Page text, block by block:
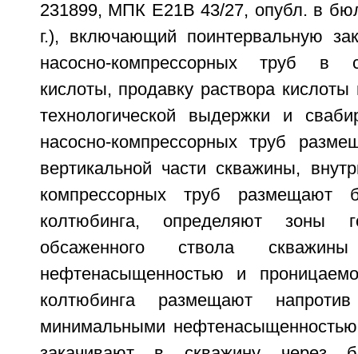
231899, МПК E21B 43/27, опубл. в
г.), включающий поинтервальную
насосно-компрессорных труб в
кислоты, продавку раствора
технологической выдержки и
насосно-компрессорных труб
вертикальной части скважины,
компрессорных труб размещают
колтюбинга, определяют зоны
обсаженного ствола
нефтенасыщенностью и
колтюбинга размещают
минимальными